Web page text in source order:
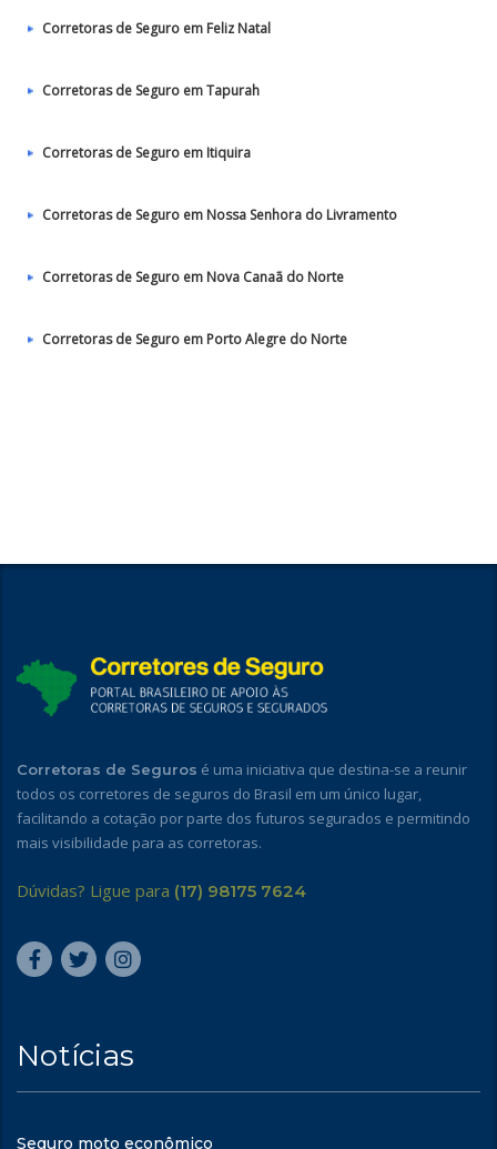
Corretoras de Seguro em Feliz Natal
Corretoras de Seguro em Tapurah
Corretoras de Seguro em Itiquira
Corretoras de Seguro em Nossa Senhora do Livramento
Corretoras de Seguro em Nova Canaã do Norte
Corretoras de Seguro em Porto Alegre do Norte
Corretoras de Seguros é uma iniciativa que destina-se a reunir
todos os corretores de seguros do Brasil em um único lugar,
facilitando a cotação por parte dos futuros segurados e permitindo
mais visibilidade para as corretoras.
Dúvidas? Ligue para (17) 98175 7624
Notícias
Seguro moto econômico